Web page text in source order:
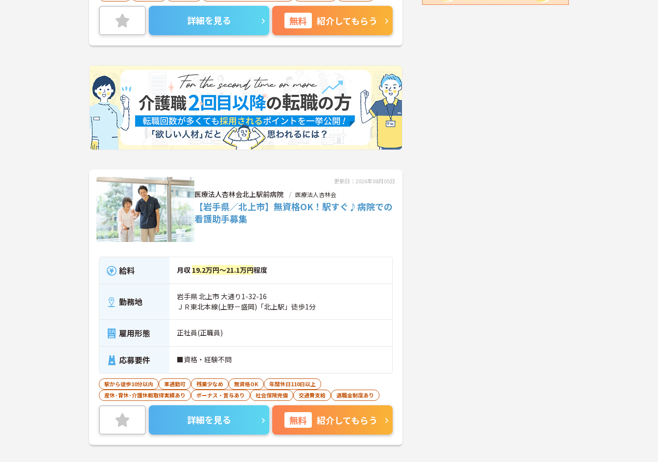
詳細を見る 無料 紹介してもらう
更新日：2026年08月05日
医療法人杏林会北上駅前病院 医療法人杏林会
【岩手県／北上市】無資格OK！駅すぐ♪病院での
看護助手募集
給料 月収 19.2万円～21.1万円程度
勤務地
岩手県 北上市 大通り1-32-16
ＪＲ東北本線(上野－盛岡)「北上駅」徒歩1分
雇用形態 正社員(正職員)
応募要件 ■資格・経験不問
駅から徒歩10分以内 車通勤可 残業少なめ 無資格OK
年間休日110日以上
産休･育休･介護休暇取得実績あり
ボーナス・賞与あり 社会保険完備 交通費支給 退職金制度あり
詳細を見る 無料 紹介してもらう